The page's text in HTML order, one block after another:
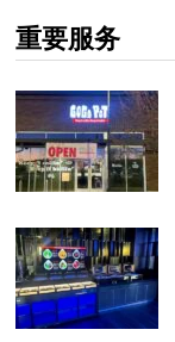
重要服务